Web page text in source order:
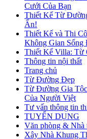
Cưới Của Bạn
Thiết Kế Từ
Ẩn!
Thiết Kế và Thi
Không Gian Sống
Thiết Kế Villa: Từ
Thông tin nội thất
Trang chủ
Từ Đường Đẹp
Từ Đường Gia
Của Người Việt
Tư vấn thông tin
TUYỂN DỤNG
Văn phòng & Nhà
Xây Nhà Khung